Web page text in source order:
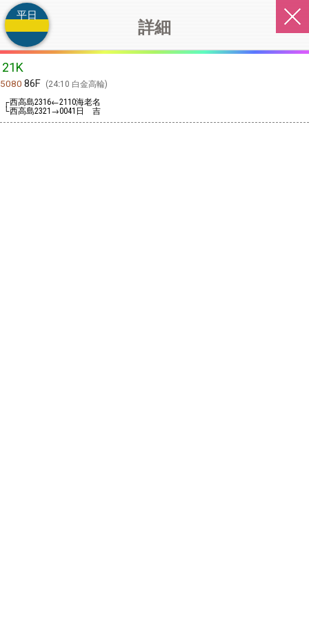
詳細
平日
21K
5080 86F
24:10 白金高輪
┌西高島2316←2110海老名
└西高島2321 →0041 日 吉